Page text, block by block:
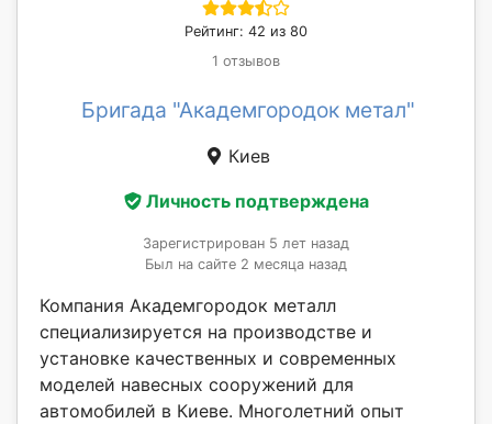
Рейтинг: 42 из 80
1 отзывов
Бригада "Академгородок метал"
Киев
Личность подтверждена
Зарегистрирован 5 лет назад
Был на сайте 2 месяца назад
Компания Академгородок металл
специализируется на производстве и
установке качественных и современных
моделей навесных сооружений для
автомобилей в Киеве. Многолетний опыт